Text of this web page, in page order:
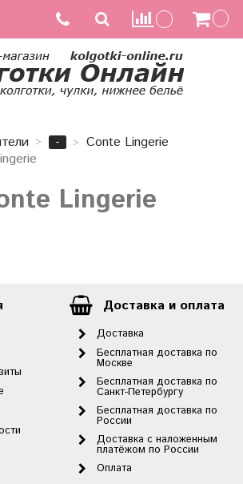
-
Conte Lingerie
Lingerie
Доставка и оплата
Доставка
Бесплатная доставка по
Москве
Бесплатная доставка по
Санкт-Петербургу
Бесплатная доставка по
России
Доставка с наложенным
платёжом по России
Оплата